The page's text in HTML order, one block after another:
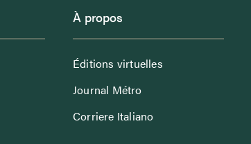
À propos
Éditions virtuelles
Journal Métro
Corriere Italiano